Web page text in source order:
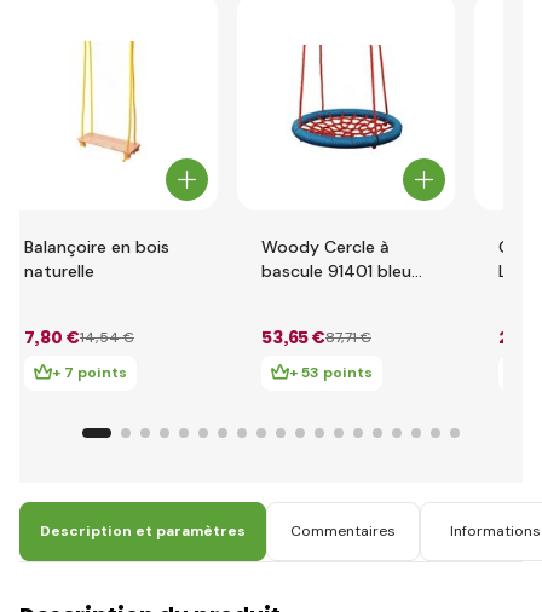
Balançoire en bois
naturelle
7,80 €14,54 €
+ 7 points
Woody Cercle à
bascule 91401 bleu
53,65 €87,71 €
+ 53 points
28
Description et paramètres Commentaires